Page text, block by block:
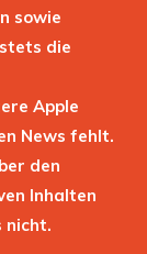
sowie
die
Apple
News fehlt.
den
Inhalten
nicht.